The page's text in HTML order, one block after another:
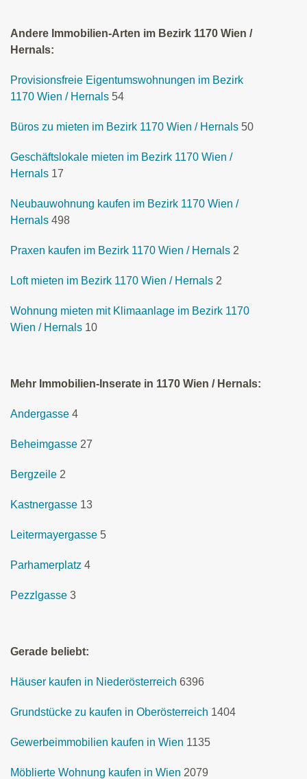
Andere Immobilien-Arten im Bezirk 1170 Wien /
Hernals:
Provisionsfreie Eigentumswohnungen im Bezirk
1170 Wien / Hernals 54
Büros zu mieten im Bezirk 1170 Wien / Hernals 50
Geschäftslokale mieten im Bezirk 1170 Wien /
Hernals 17
Neubauwohnung kaufen im Bezirk 1170 Wien /
Hernals 498
Praxen kaufen im Bezirk 1170 Wien / Hernals 2
Loft mieten im Bezirk 1170 Wien / Hernals 2
Wohnung mieten mit Klimaanlage im Bezirk 1170
Wien / Hernals 10
Mehr Immobilien-Inserate in 1170 Wien / Hernals:
Andergasse 4
Beheimgasse 27
Bergzeile 2
Kastnergasse 13
Leitermayergasse 5
Parhamerplatz 4
Pezzlgasse 3
Gerade beliebt:
Häuser kaufen in Niederösterreich 6396
Grundstücke zu kaufen in Oberösterreich 1404
Gewerbeimmobilien kaufen in Wien 1135
Möblierte Wohnung kaufen in Wien 2079